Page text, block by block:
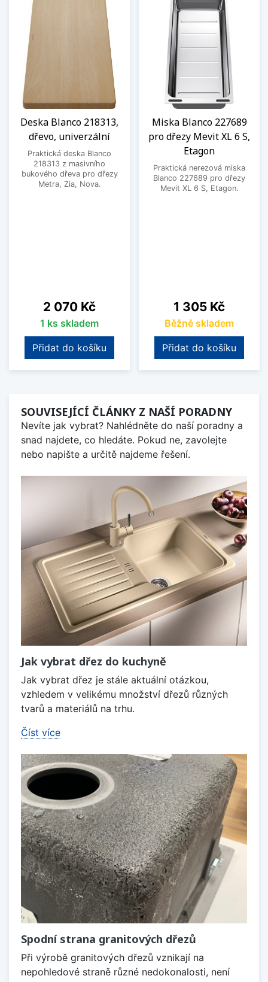
Deska Blanco 218313,
dřevo, univerzální
Praktická deska Blanco
218313 z masivního
bukového dřeva pro dřezy
Metra, Zia, Nova.
Cena
2 070 Kč
1 ks skladem
Přidat do košíku
Miska Blanco 227689
pro dřezy Mevit XL 6 S,
Etagon
Praktická nerezová miska
Blanco 227689 pro dřezy
Mevit XL 6 S, Etagon.
Cena
1 305 Kč
Běžně skladem
Přidat do košíku
SOUVISEJÍCÍ ČLÁNKY Z NAŠÍ PORADNY
Nevíte jak vybrat? Nahlédněte do naší poradny a
snad najdete, co hledáte. Pokud ne, zavolejte
nebo napište a určitě najdeme řešení.
Jak vybrat dřez do kuchyně
Jak vybrat dřez je stále aktuální otázkou,
vzhledem v velikému množství dřezů různých
tvarů a materiálů na trhu.
Číst více
Spodní strana granitových dřezů
Při výrobě granitových dřezů vznikají na
nepohledové straně různé nedokonalosti, není